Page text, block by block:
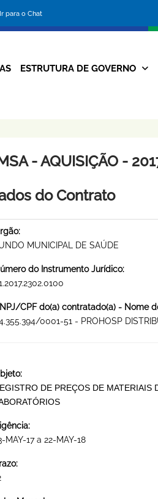
Ir para o Chat
da
ESTRUTURA DE GOVERNO
- AQUISIÇÃO -
do Contrato
MUNICIPAL DE SAÚDE
do Instrumento Jurídico:
CPF do(a) contratado(a) - Nome
0001-51 - PROHOSP
DE PREÇOS DE MATERIAIS
MAY-17 a 22-MAY-18